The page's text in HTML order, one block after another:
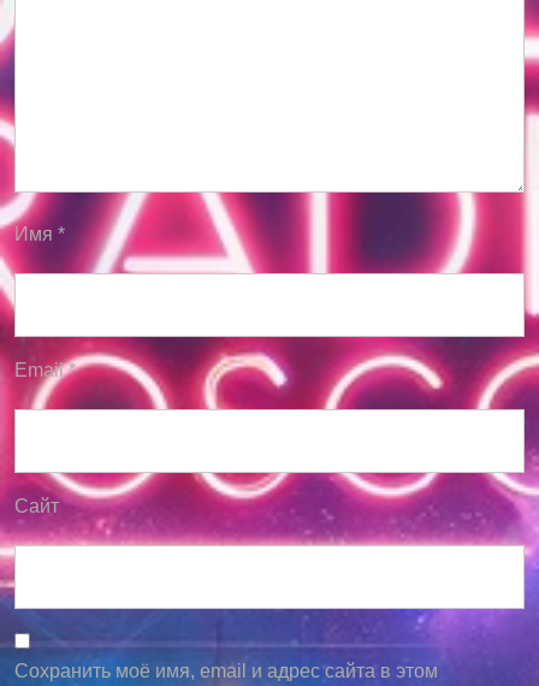
Имя *
Email*
Сайт
Сохранить моё имя, email и адрес сайта в этом